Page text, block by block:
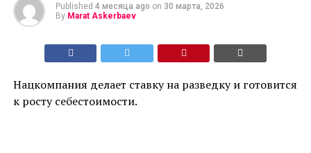
Published 4 месяца ago on 30 марта, 2026
By Marat Askerbaev
Нацкомпания делает ставку на разведку и готовится
к росту себестоимости.